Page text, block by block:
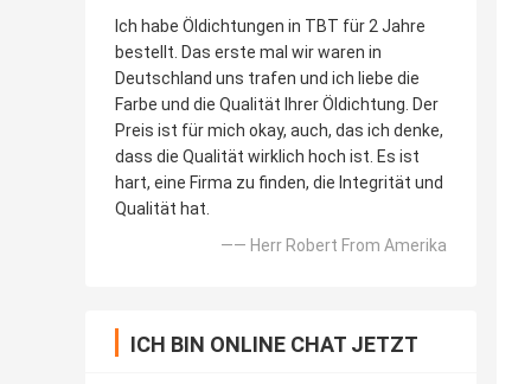
Ich habe Öldichtungen in TBT für 2 Jahre
bestellt. Das erste mal wir waren in
Deutschland uns trafen und ich liebe die
Farbe und die Qualität Ihrer Öldichtung. Der
Preis ist für mich okay, auch, das ich denke,
dass die Qualität wirklich hoch ist. Es ist
hart, eine Firma zu finden, die Integrität und
Qualität hat.
—— Herr Robert From Amerika
ICH BIN ONLINE CHAT JETZT